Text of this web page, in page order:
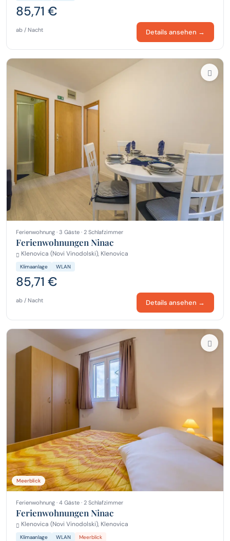
85,71 €
ab / Nacht Details ansehen →
Ferienwohnung · 3 Gäste · 2 Schlafzimmer
Ferienwohnungen Ninac
Klenovica (Novi Vinodolski), Klenovica
Klimaanlage WLAN
85,71 €
ab / Nacht Details ansehen →
Meerblick
Ferienwohnung · 4 Gäste · 2 Schlafzimmer
Ferienwohnungen Ninac
Klenovica (Novi Vinodolski), Klenovica
Klimaanlage WLAN Meerblick